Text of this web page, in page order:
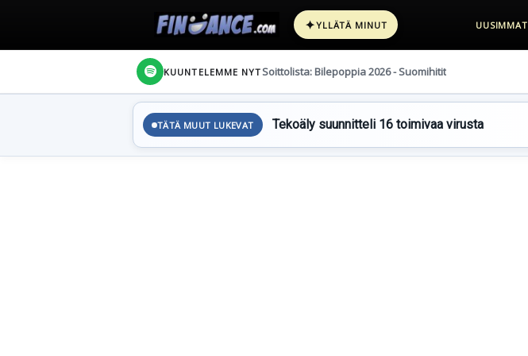
✦YLLÄTÄ MINUT UUSIMMAT
KUUNTELEMME NYT Soittolista: Bilepoppia 2026 - Suomihitit
TÄTÄ MUUT LUKEVAT Tekoäly suunnitteli 16 toimivaa virusta